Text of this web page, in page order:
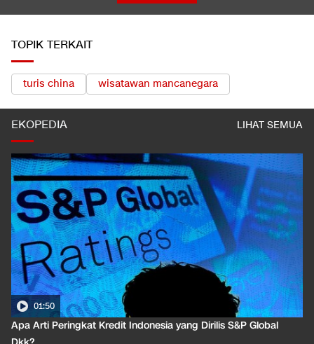
TOPIK TERKAIT
turis china wisatawan mancanegara
EKOPEDIA LIHAT SEMUA
01:50
Apa Arti Peringkat Kredit Indonesia yang Dirilis S&P Global